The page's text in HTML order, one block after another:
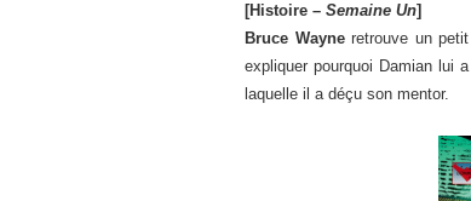
[Histoire – Semaine Un]
Bruce Wayneretrouve un
expliquer pourquoi Damian lui
laquelle il a déçu son mentor.